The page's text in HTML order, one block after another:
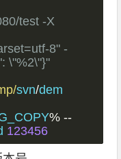
test -X
8" -
\"%2\"}"
svn/dem
% --
123456